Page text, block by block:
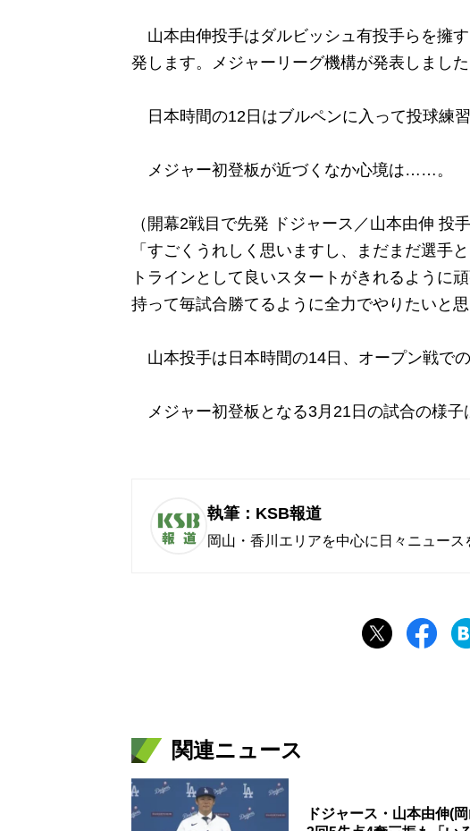
山本由伸投手はダルビッシュ有投手らを擁
発します。メジャーリーグ機構が発表しました
日本時間の12日はブルペンに入って投球練習
メジャー初登板が近づくなか心境は……。
（開幕2戦目で先発 ドジャース／山本由伸 投手
「すごくうれしく思いますし、まだまだ選手
トラインとして良いスタートがきれるように
持って毎試合勝てるように全力でやりたいと思
山本投手は日本時間の14日、オープン戦で
メジャー初登板となる3月21日の試合の様子
執筆：KSB報道
岡山・香川エリアを中心に日々ニュース
関連ニュース
ドジャース・山本由伸(